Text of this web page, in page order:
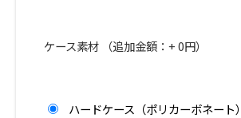
ケース素材 （追加金額：+0円）
ハードケース（ポリカーボネート